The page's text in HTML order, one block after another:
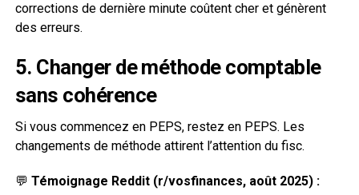
corrections de dernière minute coûtent cher et génèrent
des erreurs.
5. Changer de méthode comptable
sans cohérence
Si vous commencez en PEPS, restez en PEPS. Les
changements de méthode attirent l’attention du fisc.
💬 Témoignage Reddit (r/vosfinances, août 2025) :